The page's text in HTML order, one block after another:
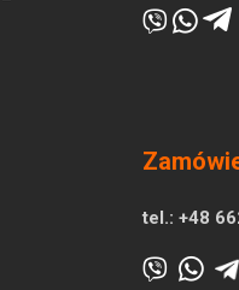
tel.: +48